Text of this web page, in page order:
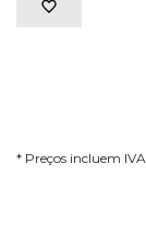
* Preços incluem